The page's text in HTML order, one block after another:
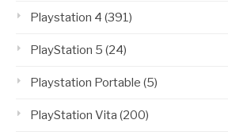
Playstation 4 (391)
PlayStation 5 (24)
Playstation Portable (5)
PlayStation Vita (200)